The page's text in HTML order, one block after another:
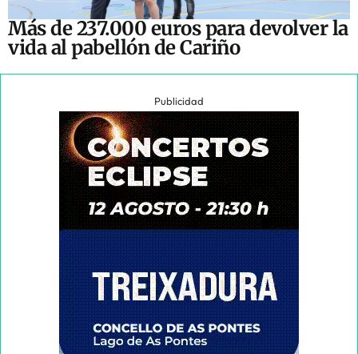
Más de 237.000 euros para devolver la
vida al pabellón de Cariño
Publicidad